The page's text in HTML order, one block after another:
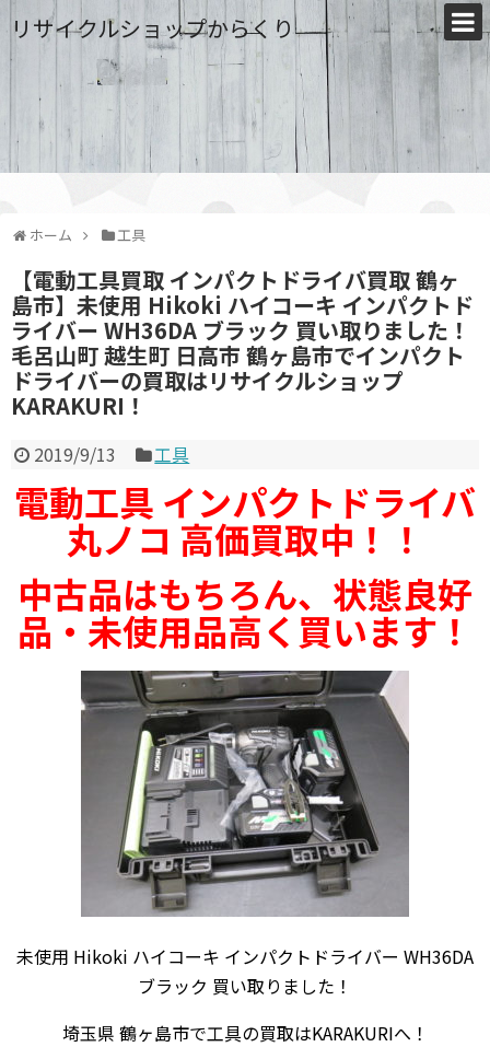
リサイクルショップからくり
ホーム 工具
【電動工具買取 インパクトドライバ買取 鶴ヶ
島市】未使用 Hikoki ハイコーキ インパクトド
ライバー WH36DA ブラック 買い取りました！
毛呂山町 越生町 日高市 鶴ヶ島市でインパクト
ドライバーの買取はリサイクルショップ
KARAKURI！
2019/9/13 工具
電動工具 インパクトドライバ
丸ノコ 高価買取中！！
中古品はもちろん、状態良好
品・未使用品高く買います！
未使用 Hikoki ハイコーキ インパクトドライバー WH36DA
ブラック 買い取りました！
埼玉県 鶴ヶ島市で工具の買取はKARAKURIへ！